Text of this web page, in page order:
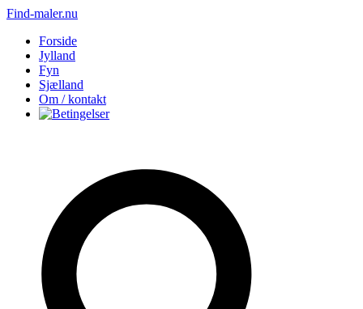
Find-maler.nu
Forside
Jylland
Fyn
Sjælland
Om / kontakt